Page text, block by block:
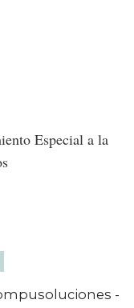
Especial a la
-